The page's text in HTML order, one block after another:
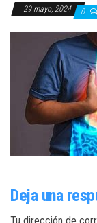
29 mayo, 2024 0
Deja una